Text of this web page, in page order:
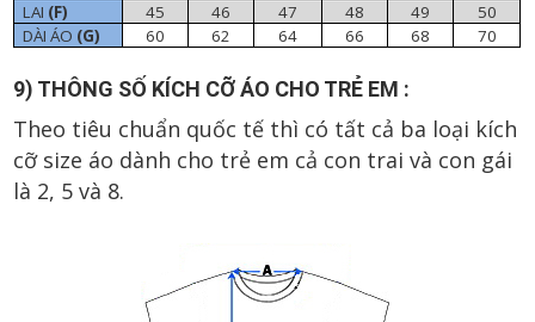
LAI (F) 45 46 47 48 49
50
DÀI ÁO (G) 60 62 64 66 68 70
9) THÔNG SỐ KÍCH CỠ ÁO CHO TRẺ EM :
Theo tiêu chuẩn quốc tế thì có tất cả ba loại kích
cỡ size áo dành cho trẻ em cả con trai và con gái
là 2, 5 và 8.